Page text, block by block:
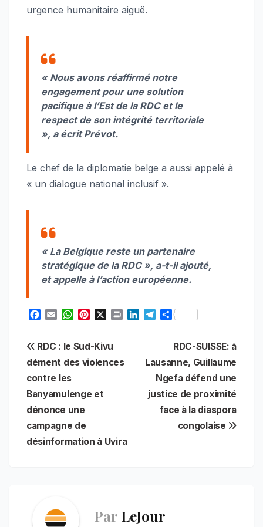
urgence humanitaire aiguë.
« Nous avons réaffirmé notre
engagement pour une solution
pacifique à l’Est de la RDC et le
respect de son intégrité territoriale
», a écrit Prévot.
Le chef de la diplomatie belge a aussi appelé à
« un dialogue national inclusif ».
« La Belgique reste un partenaire
stratégique de la RDC », a-t-il ajouté,
et appelle à l’action européenne.
e
b
o
o
k
l
W
t
s
p
t
e
s
t
g
r
a
m
S
r
e
Navigation
de
l’article
RDC-SUISSE: à
Lausanne, Guillaume
Ngefa défend une
justice de proximité
face à la diaspora
congolaise
RDC : le Sud-Kivu
dément des violences
contre les
Banyamulenge et
dénonce une
campagne de
désinformation à Uvira
Par LeJour